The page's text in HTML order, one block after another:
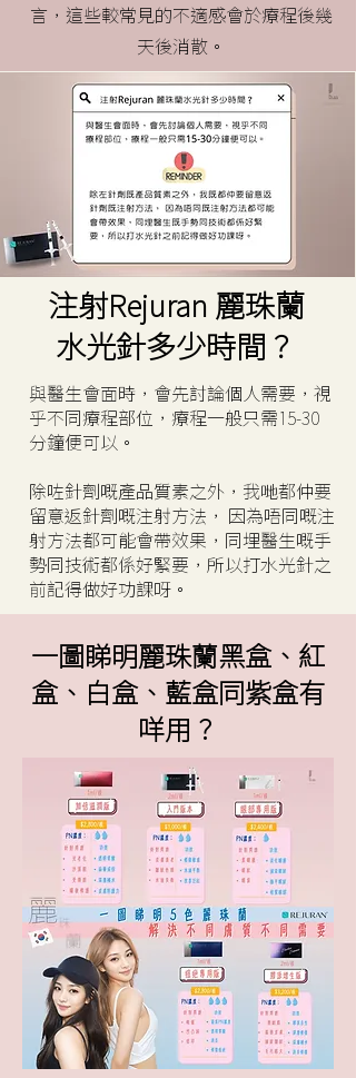
言，這些較常見的不適感會於療程後幾
天後消散。
注射Rejuran 麗珠蘭
水光針多少時間？
與醫生會面時，會先討論個人需要，視
乎不同療程部位，療程一般只需15-30
分鐘便可以。
除咗針劑嘅產品質素之外，我哋都仲要
留意返針劑嘅注射方法， 因為唔同嘅注
射方法都可能會帶效果，同埋醫生嘅手
勢同技術都係好緊要，所以打水光針之
前記得做好功課呀。
一圖睇明麗珠蘭黑盒、紅
盒、白盒、藍盒同紫盒有
咩用？